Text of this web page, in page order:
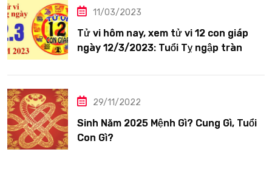
11/03/2023
Tử vi hôm nay, xem tử vi 12 con giáp
ngày 12/3/2023: Tuổi Tỵ ngập tràn
29/11/2022
Sinh Năm 2025 Mệnh Gì? Cung Gì, Tuổi
Con Gì?